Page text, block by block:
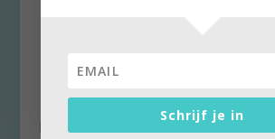
Brigitte Leferink
Brigitte Leferink heeft een
Schrijf je in